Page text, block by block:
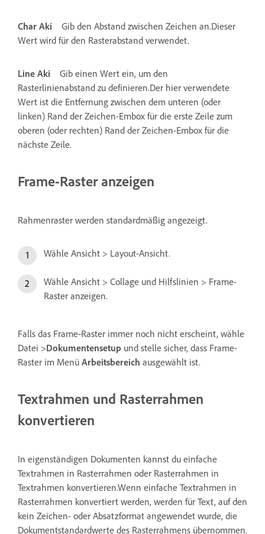
Char Aki
Gib den Abstand zwischen Zeichen an.Dieser
Wert wird für den Rasterabstand verwendet.
Line Aki
Gib einen Wert ein, um den
Rasterlinienabstand zu definieren.Der hier verwendete
Wert ist die Entfernung zwischen dem unteren (oder
linken) Rand der Zeichen-Embox für die erste Zeile zum
oberen (oder rechten) Rand der Zeichen-Embox für die
nächste Zeile.
Frame-Raster anzeigen
Rahmenraster werden standardmäßig angezeigt.
Wähle Ansicht > Layout-Ansicht.
Wähle Ansicht > Collage und Hilfslinien > Frame-
Raster anzeigen.
Falls das Frame-Raster immer noch nicht erscheint, wähle
Datei >Dokumentensetup und stelle sicher, dass Frame-
Raster im Menü Arbeitsbereich ausgewählt ist.
Textrahmen und Rasterrahmen
konvertieren
In eigenständigen Dokumenten kannst du einfache
Textrahmen in Rasterrahmen oder Rasterrahmen in
Textrahmen konvertieren.Wenn einfache Textrahmen in
Rasterrahmen konvertiert werden, werden für Text, auf den
kein Zeichen- oder Absatzformat angewendet wurde, die
Dokumentstandardwerte des Rasterrahmens übernommen.